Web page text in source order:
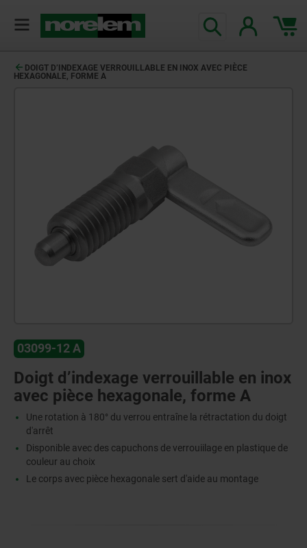
DOIGT D’INDEXAGE VERROUILLABLE EN INOX AVEC PIÈCE
HEXAGONALE, FORME A
03099-12 A
Doigt d’indexage verrouillable en inox
avec pièce hexagonale, forme A
Une rotation à 180° du verrou entraîne la rétractation du doigt
d'arrêt
Disponible avec des capuchons de verrouiilage en plastique de
couleur au choix
Le corps avec pièce hexagonale sert d'aide au montage